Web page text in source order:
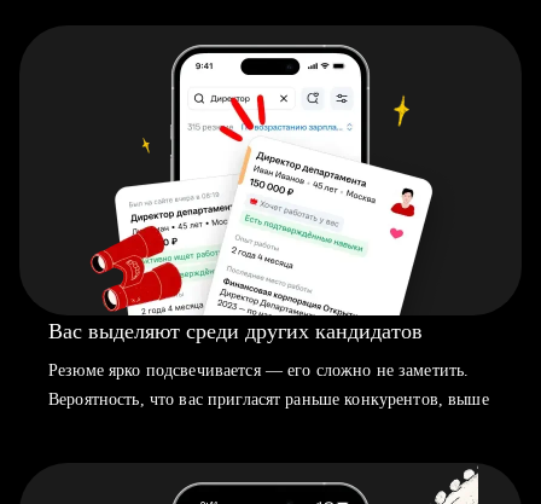
Вас выделяют среди других кандидатов
Резюме ярко подсвечивается — его сложно не заметить.
Вероятность, что вас пригласят раньше конкурентов, выше